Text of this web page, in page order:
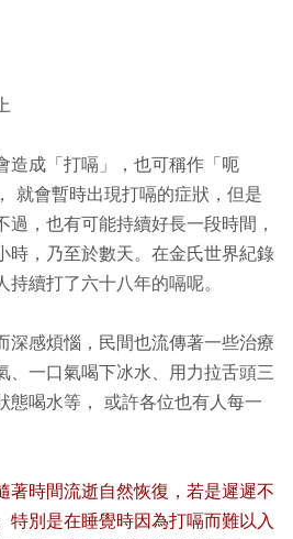
造成「打嗝」，也可稱作「呃
就會暫時出現打嗝的症狀，但是
過，也有可能持續好長一段時間，
時，乃至於數天。在金氏世界紀錄
續打了六十八年的嗝呢。
深感煩惱，民間也流傳著一些治療
、一口氣喝下冰水、用力拉舌頭三
態喝水等， 或許各位也有人每一
著時間流逝自然恢復，若是遲遲不
特別是在睡覺時因為打嗝而難以入